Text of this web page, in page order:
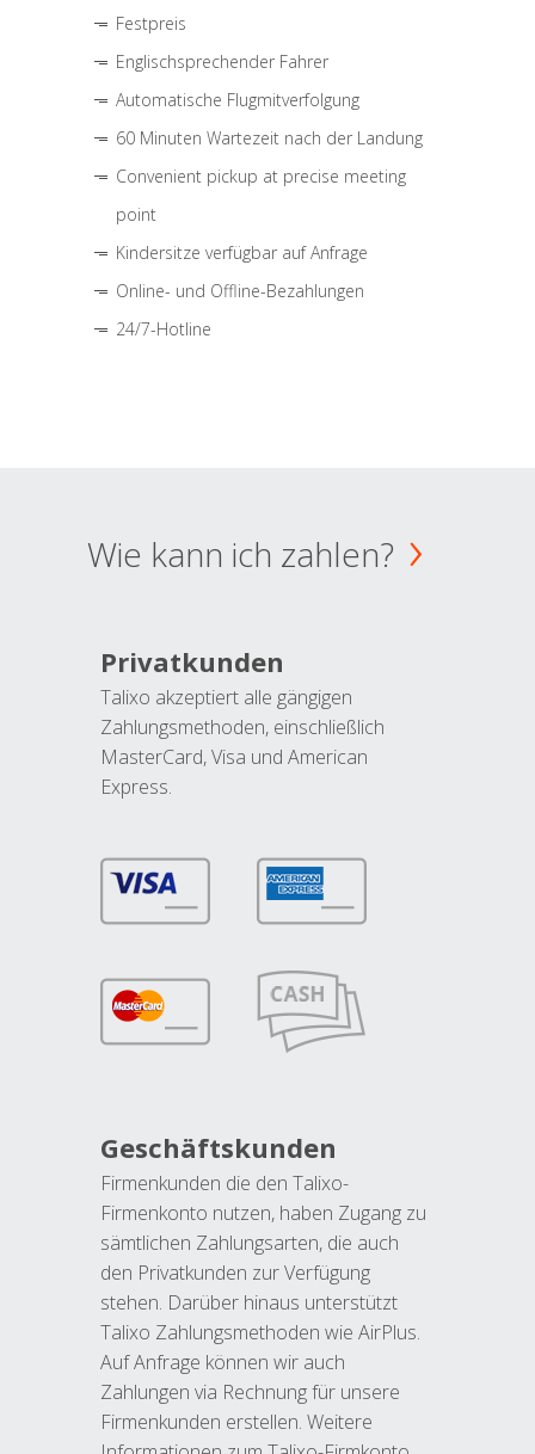
Festpreis
Englischsprechender Fahrer
Automatische Flugmitverfolgung
60 Minuten Wartezeit nach der Landung
Convenient pickup at precise meeting
point
Kindersitze verfügbar auf Anfrage
Online- und Offline-Bezahlungen
24/7-Hotline
Wie kann ich zahlen?
Privatkunden
Talixo akzeptiert alle gängigen
Zahlungsmethoden, einschließlich
MasterCard, Visa und American
Express.
Geschäftskunden
Firmenkunden die den Talixo-
Firmenkonto nutzen, haben Zugang zu
sämtlichen Zahlungsarten, die auch
den Privatkunden zur Verfügung
stehen. Darüber hinaus unterstützt
Talixo Zahlungsmethoden wie AirPlus.
Auf Anfrage können wir auch
Zahlungen via Rechnung für unsere
Firmenkunden erstellen. Weitere